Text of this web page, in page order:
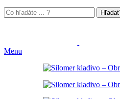
Hľadať
Menu